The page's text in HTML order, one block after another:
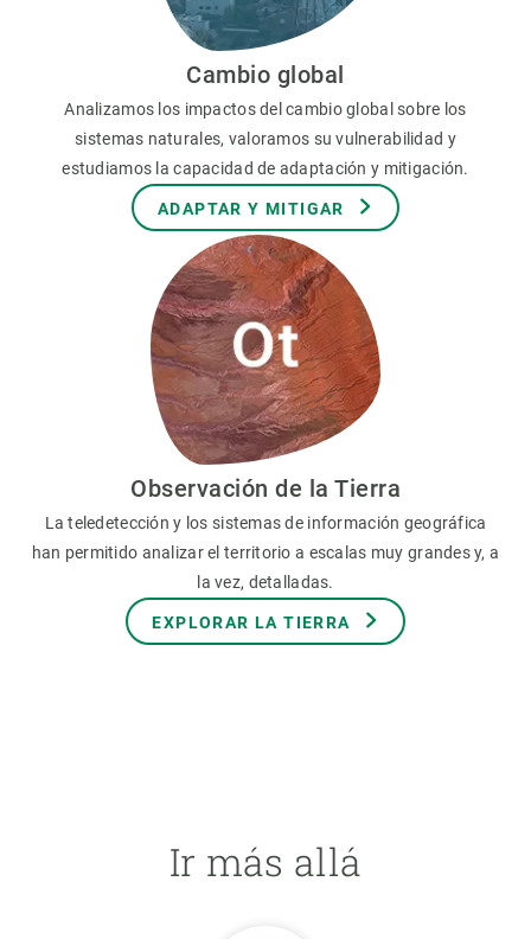
Cambio global
Analizamos los impactos del cambio global sobre los
sistemas naturales, valoramos su vulnerabilidad y
estudiamos la capacidad de adaptación y mitigación.
ADAPTAR Y MITIGAR
Observación de la Tierra
La teledetección y los sistemas de información geográfica
han permitido analizar el territorio a escalas muy grandes y, a
la vez, detalladas.
EXPLORAR LA TIERRA
Ir más allá